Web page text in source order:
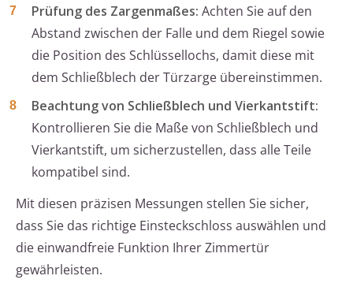
Prüfung des Zargenmaßes: Achten Sie auf den
Abstand zwischen der Falle und dem Riegel sowie
die Position des Schlüssellochs, damit diese mit
dem Schließblech der Türzarge übereinstimmen.
Beachtung von Schließblech und Vierkantstift:
Kontrollieren Sie die Maße von Schließblech und
Vierkantstift, um sicherzustellen, dass alle Teile
kompatibel sind.
Mit diesen präzisen Messungen stellen Sie sicher,
dass Sie das richtige Einsteckschloss auswählen und
die einwandfreie Funktion Ihrer Zimmertür
gewährleisten.